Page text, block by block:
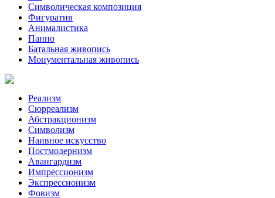
Символическая композиция
Фигуратив
Анималистикa
Панно
Батальная живопись
Монументальная живопись
Реализм
Сюрреализм
Абстракционизм
Символизм
Наивное искусство
Постмодернизм
Авангардизм
Импрессионизм
Экспрессионизм
Фовизм